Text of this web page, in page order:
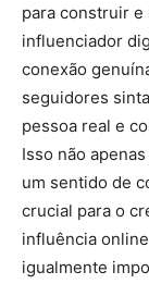
para construir e
influenciador
conexão
seguidores
pessoa real e
Isso não
um sentido de
crucial para o
influência
igualmente